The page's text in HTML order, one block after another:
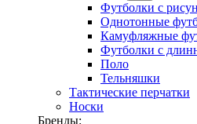
Футболки с
Однотонные
Камуфляжные
Футболки с
Поло
Тельняшки
Тактические перчатки
Носки
Бренды: